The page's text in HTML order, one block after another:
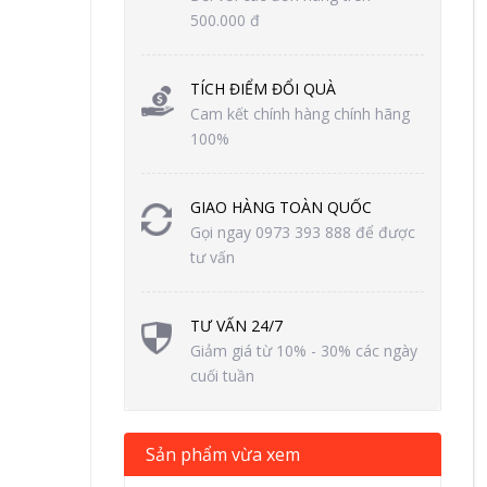
500.000 đ
TÍCH ĐIỂM ĐỔI QUÀ
Cam kết chính hàng chính hãng
100%
GIAO HÀNG TOÀN QUỐC
Gọi ngay 0973 393 888 để được
tư vấn
TƯ VẤN 24/7
Giảm giá từ 10% - 30% các ngày
cuối tuần
Sản phẩm vừa xem